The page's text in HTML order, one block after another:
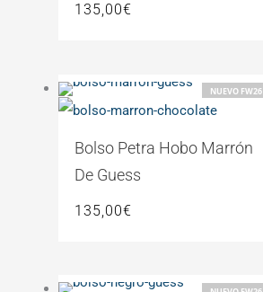
135,00€
NUEVO FW26
Bolso Petra Hobo Marrón
De Guess
135,00€